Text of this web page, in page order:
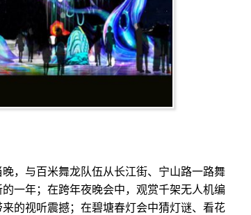
与百米舞龙队伍从长江街、宁山路一路舞
一年；在跨年夜晚会中，观赏千架无人机编
的视听震撼；在碧塘春灯会中猜灯谜、看花